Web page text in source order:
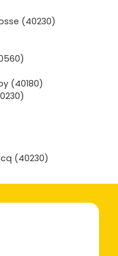
les opportunités
dans ta future
programmes en
et vérifie en
et
l’idée à
de Vivre dans
et fais avancer ton
(40230)
(40180)
(40230)